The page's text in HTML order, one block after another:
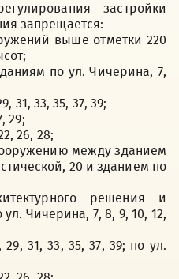
застройки
запрещается:
выше отметки 220
по ул. Чичерина, 7,
31, 33, 35, 37, 39;
29;
26, 28;
между зданием
20 и зданием по
решения и
Чичерина, 7, 8, 9, 10, 12,
31, 33, 35, 37, 39; по ул.